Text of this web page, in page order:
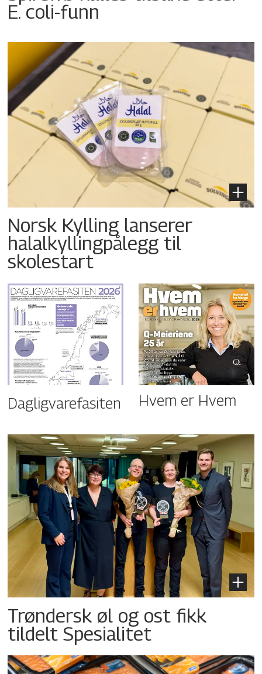
E. coli-funn
Norsk Kylling lanserer
halalkyllingpålegg til
skolestart
Dagligvarefasiten Hvem er Hvem
Trøndersk øl og ost fikk
tildelt Spesialitet